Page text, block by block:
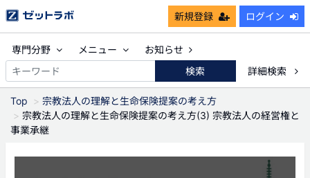
新規登録 ログイン
専門分野 メニュー
お知らせ
検索
詳細検索
Top
宗教法人の理解と生命保険提案の考え方
宗教法人の理解と生命保険提案の考え方(3) 宗教法人の経営権と
事業承継